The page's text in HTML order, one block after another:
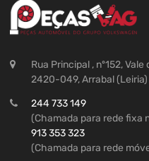
Rua Principal , nº152,
2420-049, Arrabal (Leiria)
244 733 149
(Chamada para rede fixa
913 353 323
(Chamada para rede